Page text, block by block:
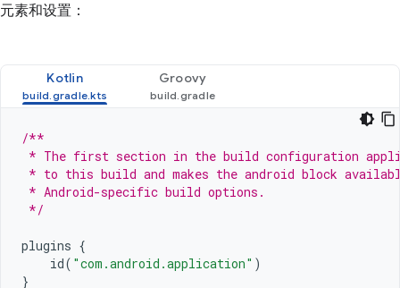
元素和设置：
Kotlin Groovy
/**
* The first section in the build configuration
* to this build and makes the android block
* Android-specific build options.
*/
plugins {
id( "com.android.application" )
}